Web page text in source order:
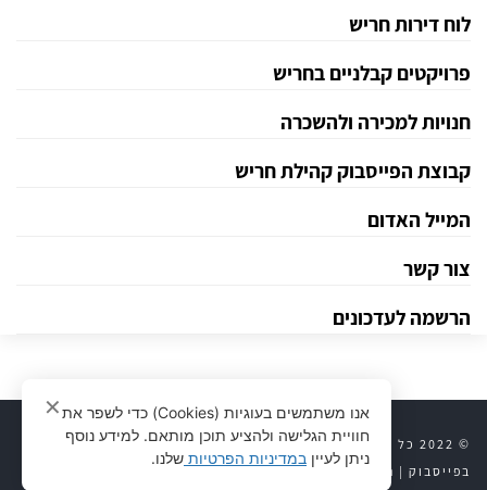
לוח דירות חריש
פרויקטים קבלניים בחריש
חנויות למכירה ולהשכרה
קבוצת הפייסבוק קהילת חריש
המייל האדום
צור קשר
הרשמה לעדכונים
© 2022 כל הזכויות שמורות לחריש 24 | יצירת קשר|
חריש 24
בפייסבוק | נדל״ן לוח דירות|פרויקטים קבלניים
אנו משתמשים בעוגיות (Cookies) כדי לשפר את
חוויית הגלישה ולהציע תוכן מותאם. למידע נוסף
ניתן לעיין במדיניות הפרטיות שלנו.
✕